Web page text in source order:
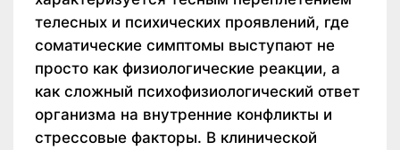
телесных и психических проявлений, где
соматические симптомы выступают не
просто как физиологические реакции, а
как сложный психофизиологический ответ
организма на внутренние конфликты и
стрессовые факторы. В клинической